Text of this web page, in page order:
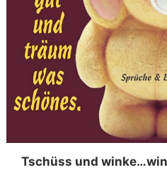
Tschüss und